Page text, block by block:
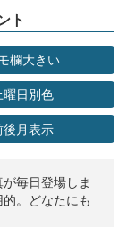
ト
欄大きい
曜日別色
後月表示
毎日登場しま
。どなたにも